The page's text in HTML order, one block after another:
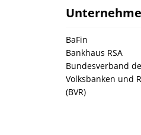
BaFin
Bankhaus RSA
Bundesverband
Volksbanken und
(BVR)